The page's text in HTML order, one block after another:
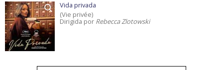
Vida privada
(Vie privée)
Dirigida por Rebecca Zlotowski